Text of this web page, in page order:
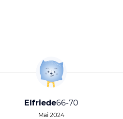
Elfriede66-70
Mai 2024